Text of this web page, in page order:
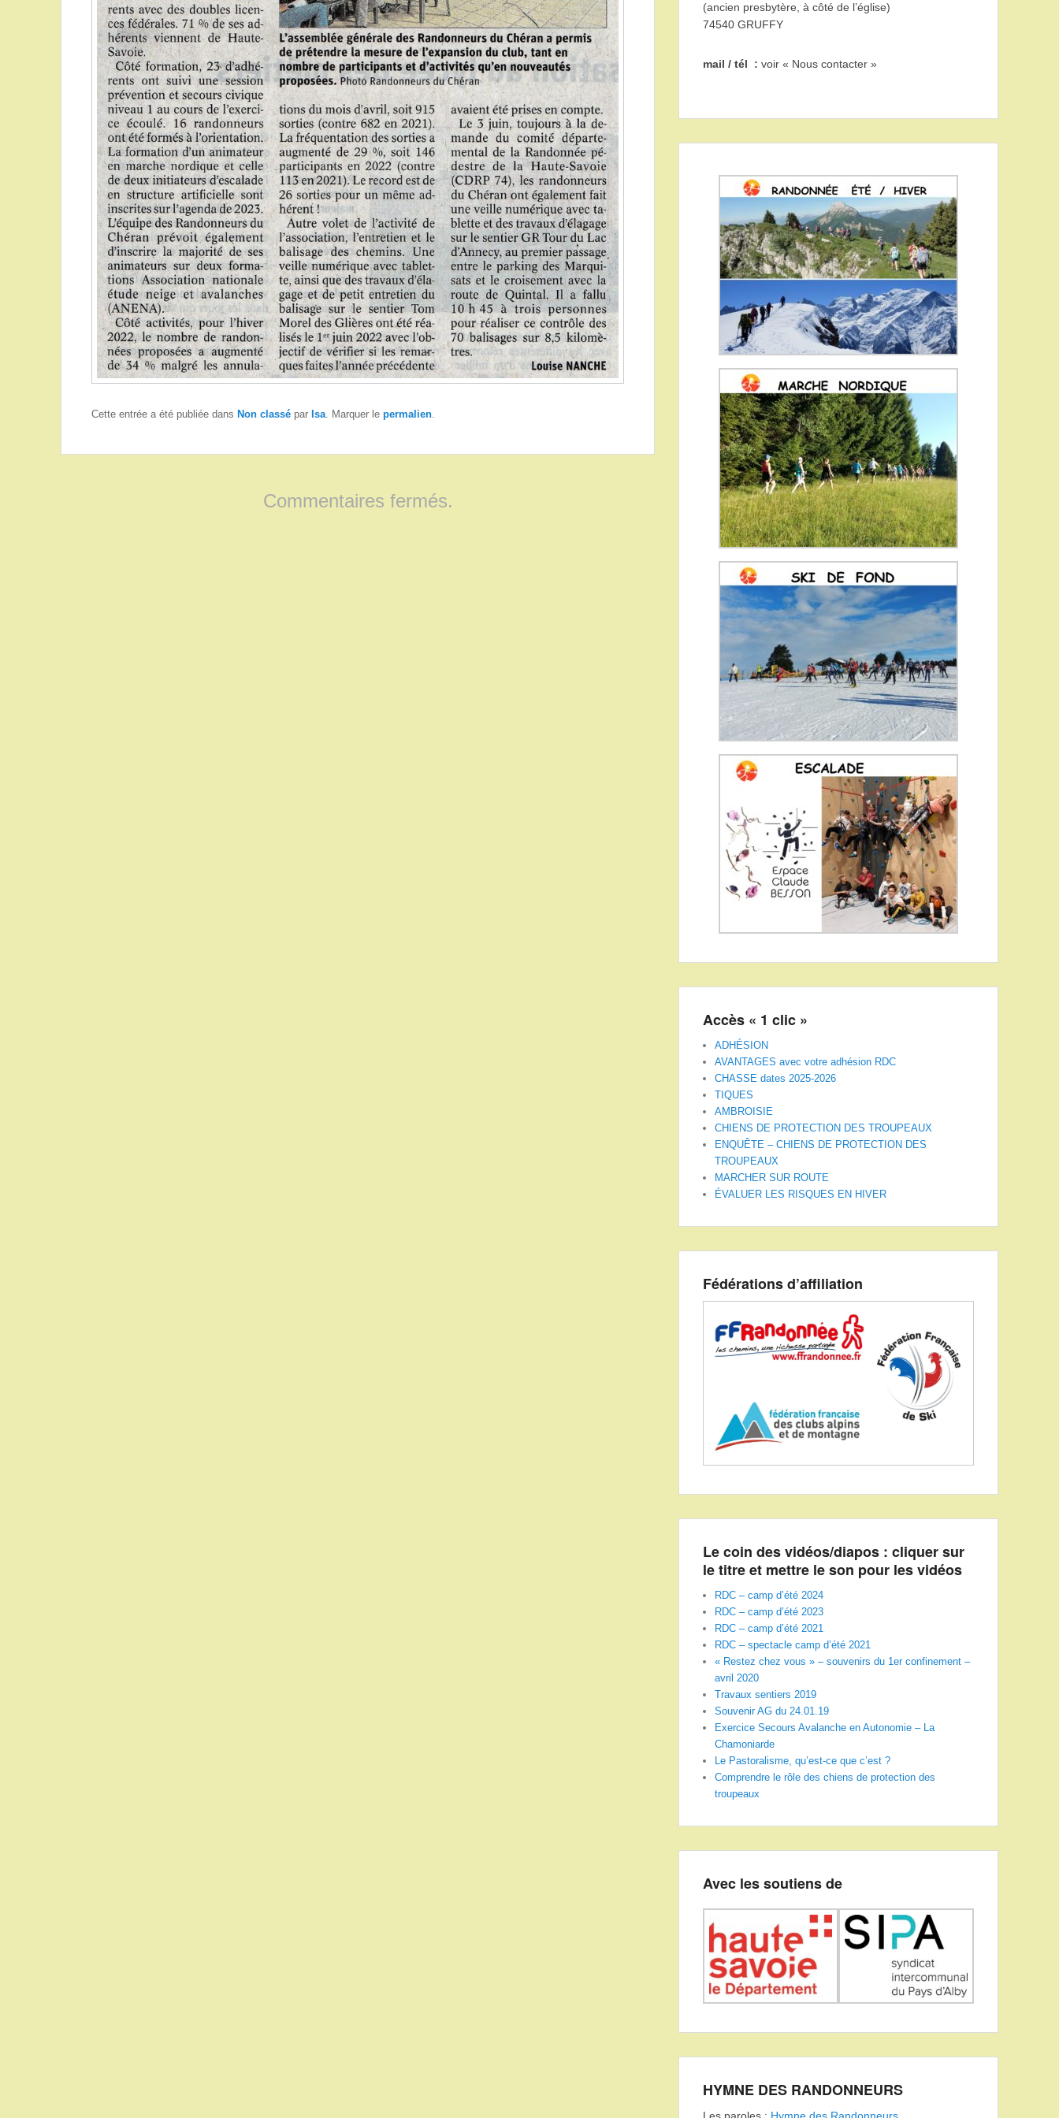
Cette entrée a été publiée dans Non classé par Isa . Marquer le permalien
Commentaires fermés.
(ancien presbytère, à côté de l’église)
74540 GRUFFY
mail / tél : voir « Nous contacter »
Accès « 1 clic »
ADHÉSION
AVANTAGES avec votre adhésion RDC
CHASSE dates 2025-2026
TIQUES
AMBROISIE
CHIENS DE PROTECTION DES TROUPEAUX
ENQUÊTE – CHIENS DE PROTECTION DES
TROUPEAUX
MARCHER SUR ROUTE
ÉVALUER LES RISQUES EN HIVER
Fédérations d’affiliation
Le coin des vidéos/diapos : cliquer sur
le titre et mettre le son pour les vidéos
RDC – camp d’été 2024
RDC – camp d’été 2023
RDC – camp d’été 2021
RDC – spectacle camp d’été 2021
« Restez chez vous » – souvenirs du 1er confinement –
avril 2020
Travaux sentiers 2019
Souvenir AG du 24.01.19
Exercice Secours Avalanche en Autonomie – La
Chamoniarde
Le Pastoralisme, qu’est-ce que c’est ?
Comprendre le rôle des chiens de protection des
troupeaux
Avec les soutiens de
HYMNE DES RANDONNEURS